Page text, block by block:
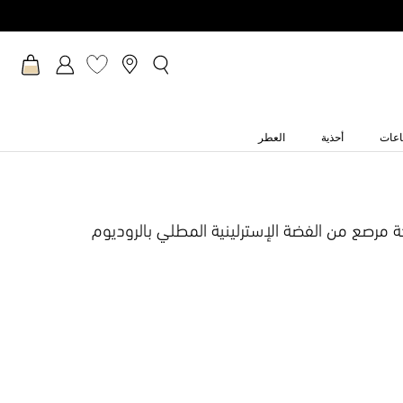
أحذية العطر
مرصع من الفضة الإسترلينية المطلي بالروديوم